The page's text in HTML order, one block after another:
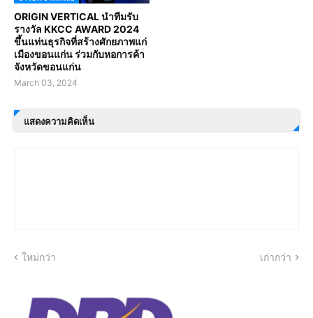
ORIGIN VERTICAL นำทีมรับ
รางวัล KKCC AWARD 2024
ขึ้นแท่นธุรกิจที่สร้างศักยภาพแก่
เมืองขอนแก่น ร่วมกับหอการค้า
จังหวัดขอนแก่น
March 03, 2024
แสดงความคิดเห็น
ใหม่กว่า เก่ากว่า